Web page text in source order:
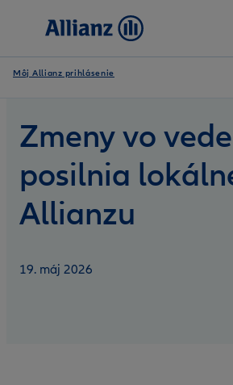
Môj Allianz prihlásenie
Zmeny vo
posilnia
Allianzu
19. máj 2026